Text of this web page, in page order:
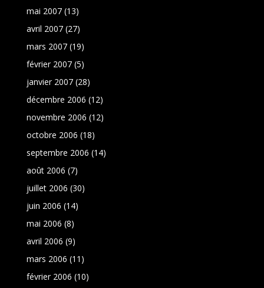
mai 2007(13)
avril 2007(27)
mars 2007(19)
février 2007(5)
janvier 2007(28)
décembre 2006 (12)
novembre 2006 (12)
octobre 2006 (18)
septembre 2006 (14)
août 2006 (7)
juillet 2006 (30)
juin 2006 (14)
mai 2006 (8)
avril 2006 (9)
mars 2006 (11)
février 2006 (10)